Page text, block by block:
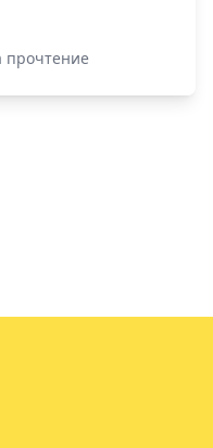
прочтение